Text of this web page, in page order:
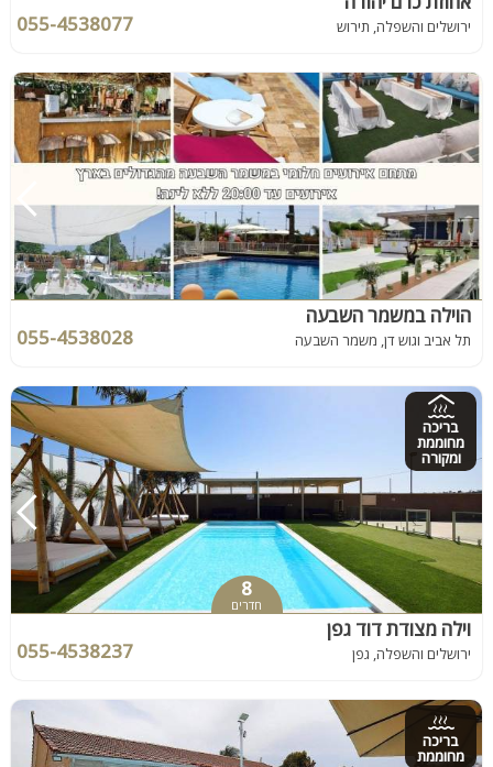
ירושלים והשפלה, תירוש 055-4538077
הוילה במשמר השבעה
תל אביב וגוש דן, משמר השבעה 055-4538028
בריכה
מחוממת
ומקורה
8
חדרים
וילה מצודת דוד גפן
ירושלים והשפלה, גפן 055-4538237
בריכה
מחוממת